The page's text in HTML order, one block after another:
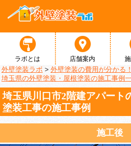
ラボとは 店舗案内
外壁塗装ラボ > 外壁塗装の費用が分かる
埼玉県の外壁塗装・屋根塗装の施工事例
埼玉県川口市2階建アパート
塗装工事の施工事例
施工後